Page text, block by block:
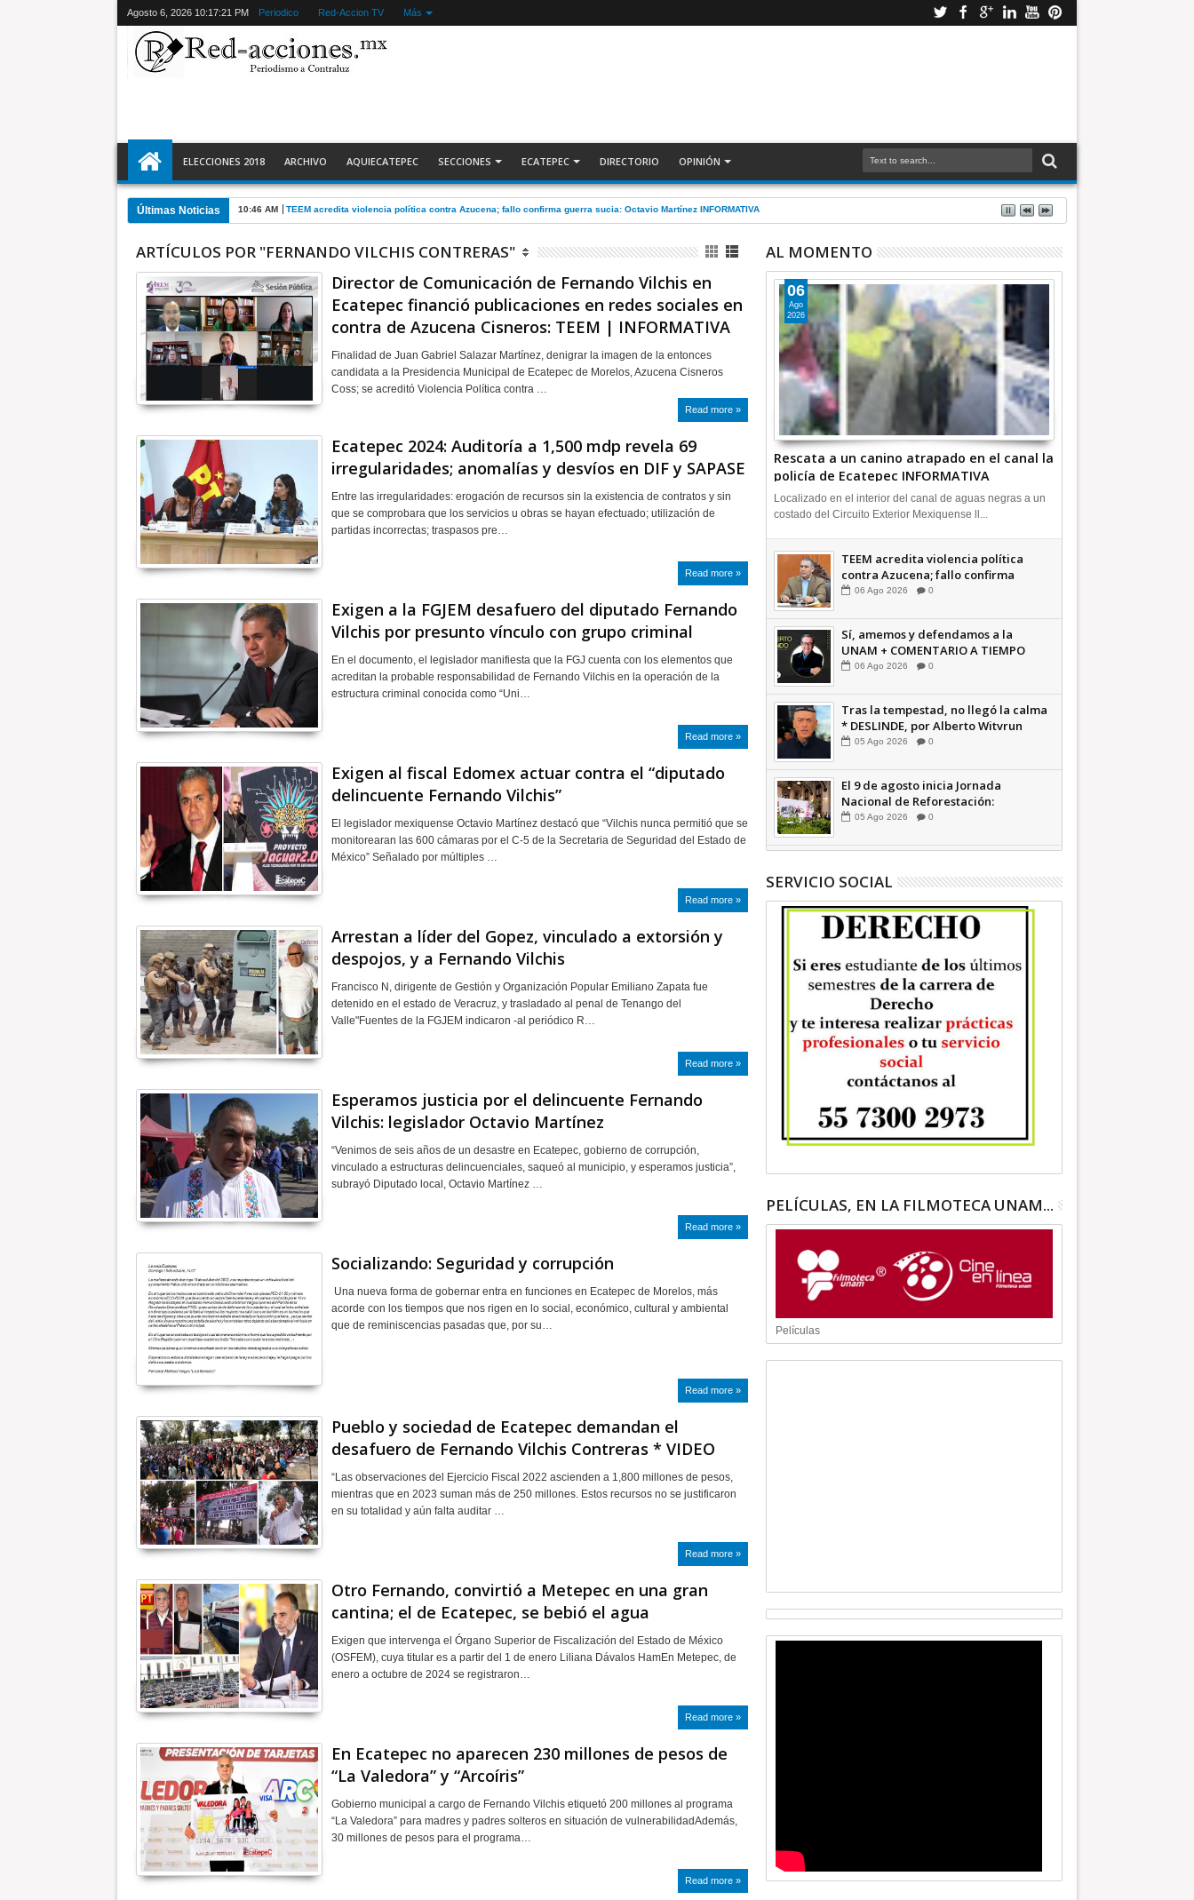
Agosto 6, 2026 10:17:22 PM Periodico Red-Accion TV Más
ELECCIONES 2018 ARCHIVO AQUIECATEPEC SECCIONES ECATEPEC DIRECTORIO OPINIÓN
Últimas Noticias 10:46 AM TEEM acredita violencia política contra Azucena; fallo confirma guerra sucia: Octavio Martínez INFORMATIVA
ARTÍCULOS POR "FERNANDO VILCHIS CONTRERAS"
Director de Comunicación de Fernando Vilchis en
Ecatepec financió publicaciones en redes sociales en
contra de Azucena Cisneros: TEEM | INFORMATIVA
Finalidad de Juan Gabriel Salazar Martínez, denigrar la imagen de la entonces
candidata a la Presidencia Municipal de Ecatepec de Morelos, Azucena Cisneros
Coss; se acreditó Violencia Política contra …
Read more »
Ecatepec 2024: Auditoría a 1,500 mdp revela 69
irregularidades; anomalías y desvíos en DIF y SAPASE
Entre las irregularidades: erogación de recursos sin la existencia de contratos y sin
que se comprobara que los servicios u obras se hayan efectuado; utilización de
partidas incorrectas; traspasos pre…
Read more »
Exigen a la FGJEM desafuero del diputado Fernando
Vilchis por presunto vínculo con grupo criminal
En el documento, el legislador manifiesta que la FGJ cuenta con los elementos que
acreditan la probable responsabilidad de Fernando Vilchis en la operación de la
estructura criminal conocida como “Uni…
Read more »
Exigen al fiscal Edomex actuar contra el “diputado
delincuente Fernando Vilchis”
El legislador mexiquense Octavio Martínez destacó que “Vilchis nunca permitió que se
monitorearan las 600 cámaras por el C-5 de la Secretaria de Seguridad del Estado de
México” Señalado por múltiples …
Read more »
Arrestan a líder del Gopez, vinculado a extorsión y
despojos, y a Fernando Vilchis
Francisco N, dirigente de Gestión y Organización Popular Emiliano Zapata fue
detenido en el estado de Veracruz, y trasladado al penal de Tenango del
Valle"Fuentes de la FGJEM indicaron -al periódico R…
Read more »
Esperamos justicia por el delincuente Fernando
Vilchis: legislador Octavio Martínez
“Venimos de seis años de un desastre en Ecatepec, gobierno de corrupción,
vinculado a estructuras delincuenciales, saqueó al municipio, y esperamos justicia”,
subrayó Diputado local, Octavio Martínez …
Read more »
Socializando: Seguridad y corrupción
Una nueva forma de gobernar entra en funciones en Ecatepec de Morelos, más
acorde con los tiempos que nos rigen en lo social, económico, cultural y ambiental
que de reminiscencias pasadas que, por su…
Read more »
Pueblo y sociedad de Ecatepec demandan el
desafuero de Fernando Vilchis Contreras * VIDEO
“Las observaciones del Ejercicio Fiscal 2022 ascienden a 1,800 millones de pesos,
mientras que en 2023 suman más de 250 millones. Estos recursos no se justificaron
en su totalidad y aún falta auditar …
Read more »
Otro Fernando, convirtió a Metepec en una gran
cantina; el de Ecatepec, se bebió el agua
Exigen que intervenga el Órgano Superior de Fiscalización del Estado de México
(OSFEM), cuya titular es a partir del 1 de enero Liliana Dávalos HamEn Metepec, de
enero a octubre de 2024 se registraron…
Read more »
En Ecatepec no aparecen 230 millones de pesos de
“La Valedora” y “Arcoíris”
Gobierno municipal a cargo de Fernando Vilchis etiquetó 200 millones al programa
“La Valedora” para madres y padres solteros en situación de vulnerabilidadAdemás,
30 millones de pesos para el programa…
Read more »
AL MOMENTO
Rescata a un canino atrapado en el canal la
policía de Ecatepec INFORMATIVA
06
Ago
2026
Localizado en el interior del canal de aguas negras a un
costado del Circuito Exterior Mexiquense ll...
TEEM acredita violencia política
contra Azucena; fallo confirma
guerra sucia: Octavio Martínez
06 Ago 2026 0
Sí, amemos y defendamos a la
UNAM + COMENTARIO A TIEMPO
06 Ago 2026 0
Tras la tempestad, no llegó la calma
* DESLINDE, por Alberto Witvrun
OPINIÓN
05 Ago 2026 0
El 9 de agosto inicia Jornada
Nacional de Reforestación:
presidenta Sheinbaum +Video
05 Ago 2026 0
SERVICIO SOCIAL
PELÍCULAS, EN LA FILMOTECA UNAM...
Películas